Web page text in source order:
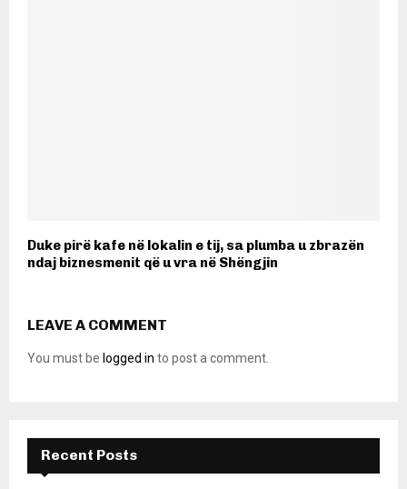
Duke pirë kafe në lokalin e tij, sa plumba u zbrazën
ndaj biznesmenit që u vra në Shëngjin
LEAVE A COMMENT
You must be logged in to post a comment.
Recent Posts